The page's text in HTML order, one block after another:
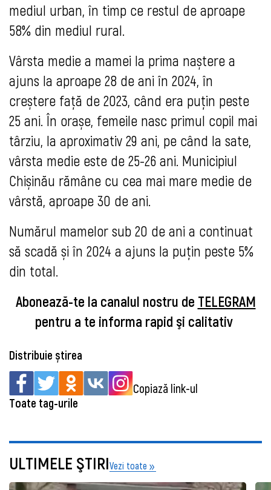
mediul urban, în timp ce restul de aproape
58% din mediul rural.
Vârsta medie a mamei la prima naștere a
ajuns la aproape 28 de ani în 2024, în
creștere față de 2023, când era puțin peste
25 ani. În orașe, femeile nasc primul copil mai
târziu, la aproximativ 29 ani, pe când la sate,
vârsta medie este de 25-26 ani. Municipiul
Chișinău rămâne cu cea mai mare medie de
vârstă, aproape 30 de ani.
Numărul mamelor sub 20 de ani a continuat
să scadă și în 2024 a ajuns la puțin peste 5%
din total.
Abonează-te la canalul nostru de TELEGRAM
pentru a te informa rapid şi calitativ
Distribuie știrea
Copiază link-ul
Toate tag-urile
ULTIMELE ŞTIRIVezi toate